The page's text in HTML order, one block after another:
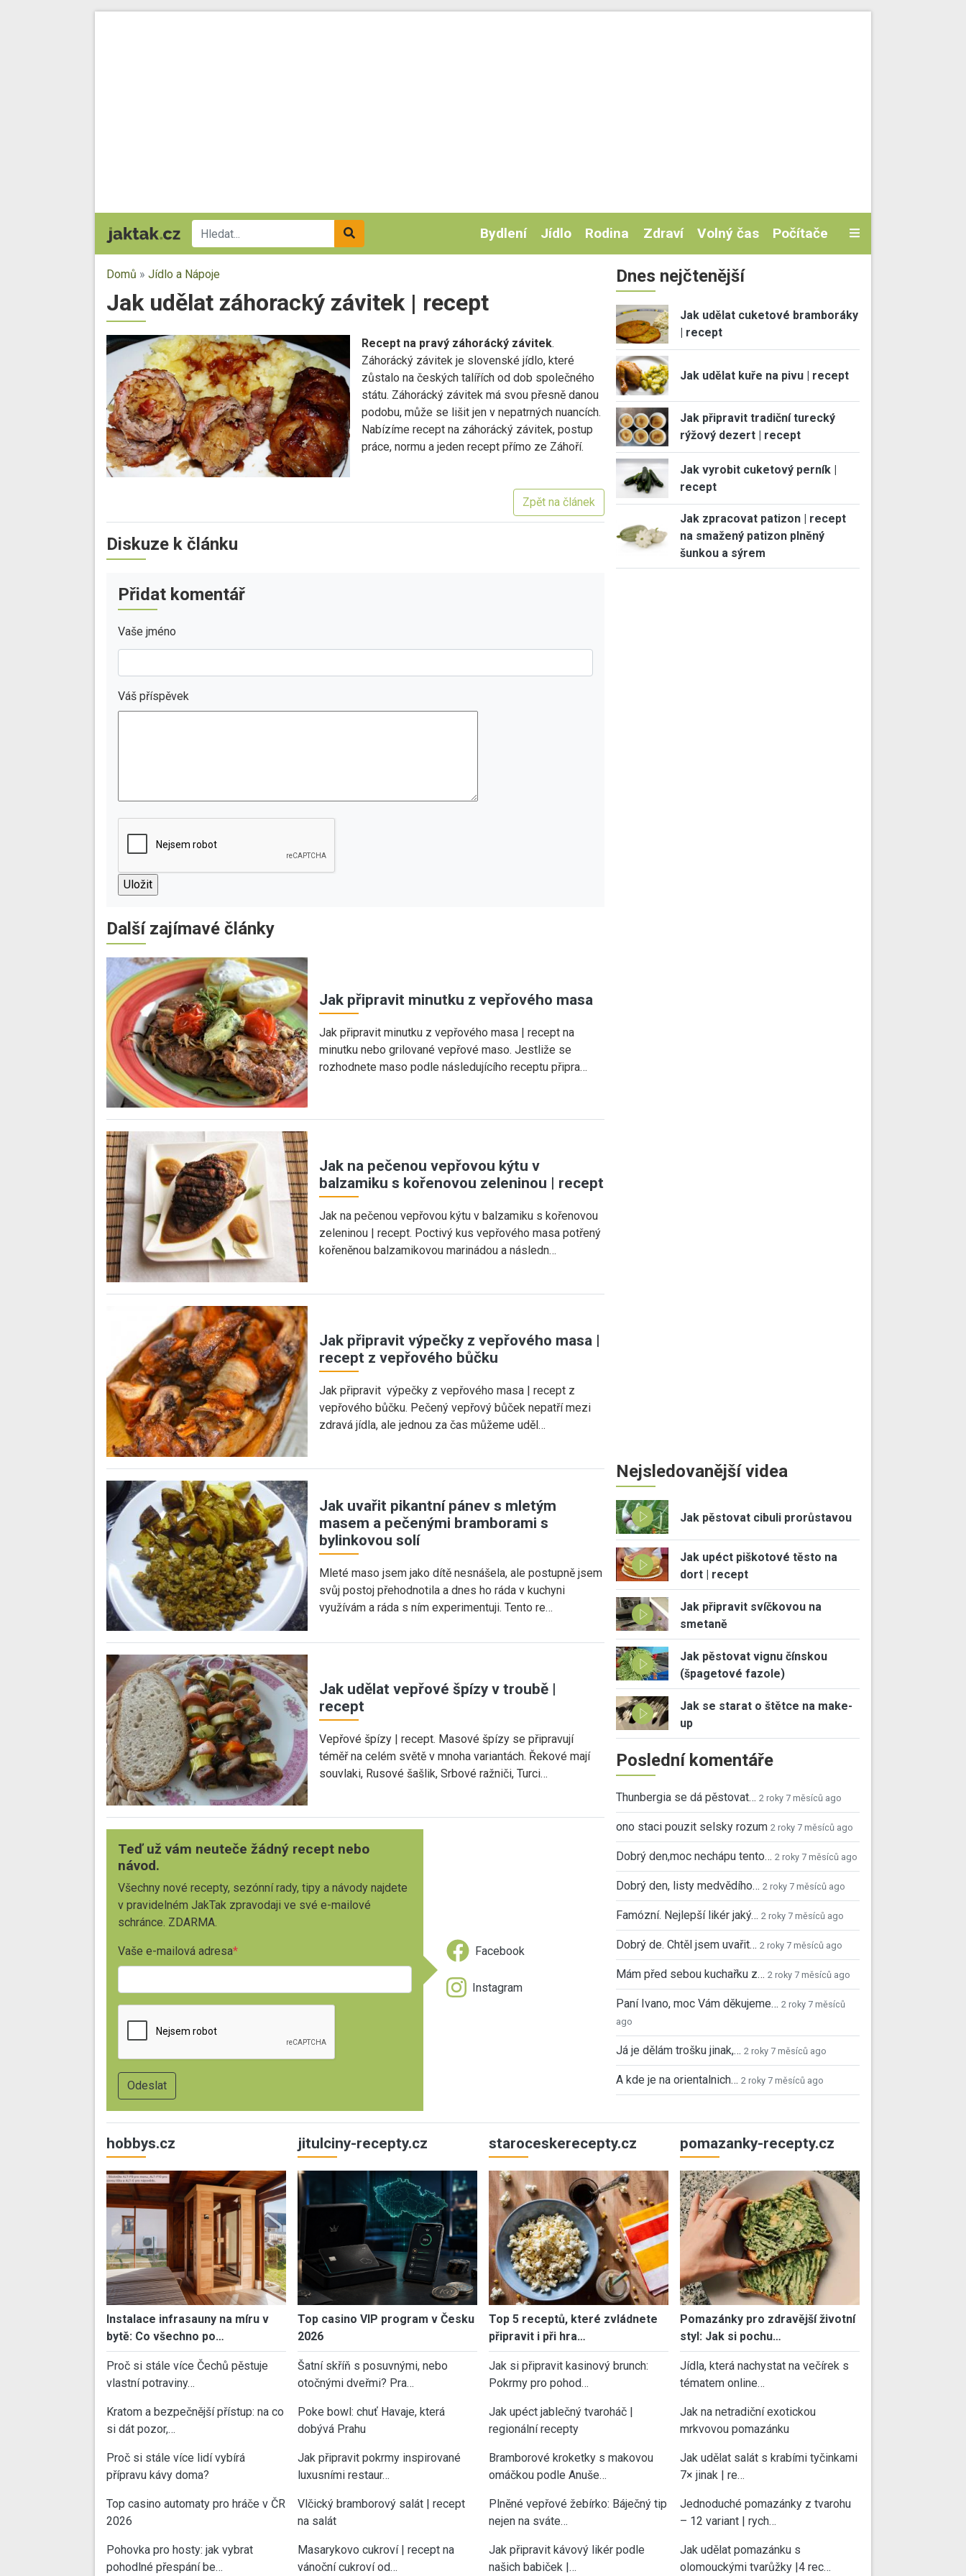
Bydlení Jídlo Rodina Zdraví Volný čas Počítače
Domů » Jídlo a Nápoje
Jak udělat záhoracký závitek | recept
Recept na pravý záhorácký závitek.
Záhorácký závitek je slovenské jídlo, které
zůstalo na českých talířích od dob společného
státu. Záhorácký závitek má svou přesně danou
podobu, může se lišit jen v nepatrných nuancích.
Nabízíme recept na záhorácký závitek, postup
práce, normu a jeden recept přímo ze Záhoří.
Zpět na článek
Diskuze k článku
Přidat komentář
Vaše jméno
Váš příspěvek
Další zajímavé články
Jak připravit minutku z vepřového masa
Jak připravit minutku z vepřového masa | recept na
minutku nebo grilované vepřové maso. Jestliže se
rozhodnete maso podle následujícího receptu připra…
Jak na pečenou vepřovou kýtu v
balzamiku s kořenovou zeleninou | recept
Jak na pečenou vepřovou kýtu v balzamiku s kořenovou
zeleninou | recept. Poctivý kus vepřového masa potřený
kořeněnou balzamikovou marinádou a následn…
Jak připravit výpečky z vepřového masa |
recept z vepřového bůčku
Jak připravit výpečky z vepřového masa | recept z
vepřového bůčku. Pečený vepřový bůček nepatří mezi
zdravá jídla, ale jednou za čas můžeme uděl…
Jak uvařit pikantní pánev s mletým
masem a pečenými bramborami s
bylinkovou solí
Mleté maso jsem jako dítě nesnášela, ale postupně jsem
svůj postoj přehodnotila a dnes ho ráda v kuchyni
využívám a ráda s ním experimentuji. Tento re…
Jak udělat vepřové špízy v troubě |
recept
Vepřové špízy | recept. Masové špízy se připravují
téměř na celém světě v mnoha variantách. Řekové mají
souvlaki, Rusové šašlik, Srbové ražniči, Turci…
Teď už vám neuteče žádný recept nebo
návod.
Všechny nové recepty, sezónní rady, tipy a návody najdete
v pravidelném JakTak zpravodaji ve své e-mailové
schránce. ZDARMA.
Vaše e-mailová adresa Facebook
Instagram
Dnes nejčtenější
Jak udělat cuketové bramboráky
| recept
Jak udělat kuře na pivu | recept
Jak připravit tradiční turecký
rýžový dezert | recept
Jak vyrobit cuketový perník |
recept
Jak zpracovat patizon | recept
na smažený patizon plněný
šunkou a sýrem
Nejsledovanější videa
Jak pěstovat cibuli prorůstavou
Jak upéct piškotové těsto na
dort | recept
Jak připravit svíčkovou na
smetaně
Jak pěstovat vignu čínskou
(špagetové fazole)
Jak se starat o štětce na make-
up
Poslední komentáře
Thunbergia se dá pěstovat… 2 roky 7 měsíců ago
ono staci pouzit selsky rozum 2 roky 7 měsíců ago
Dobrý den,moc nechápu tento… 2 roky 7 měsíců ago
Dobrý den, listy medvědího… 2 roky 7 měsíců ago
Famózní. Nejlepší likér jaký… 2 roky 7 měsíců ago
Dobrý de. Chtěl jsem uvařit… 2 roky 7 měsíců ago
Mám před sebou kuchařku z… 2 roky 7 měsíců ago
Paní Ivano, moc Vám děkujeme… 2 roky 7 měsíců
ago
Já je dělám trošku jinak,… 2 roky 7 měsíců ago
A kde je na orientalnich… 2 roky 7 měsíců ago
hobbys.cz
Instalace infrasauny na míru v
bytě: Co všechno po…
Proč si stále více Čechů pěstuje
vlastní potraviny…
Kratom a bezpečnější přístup: na co
si dát pozor,…
Proč si stále více lidí vybírá
přípravu kávy doma?
Top casino automaty pro hráče v ČR
2026
Pohovka pro hosty: jak vybrat
pohodlné přespání be…
jitulciny-recepty.cz
Top casino VIP program v Česku
2026
Šatní skříň s posuvnými, nebo
otočnými dveřmi? Pra…
Poke bowl: chuť Havaje, která
dobývá Prahu
Jak připravit pokrmy inspirované
luxusními restaur…
Vlčický bramborový salát | recept
na salát
Masarykovo cukroví | recept na
vánoční cukroví od…
staroceskerecepty.cz
Top 5 receptů, které zvládnete
připravit i při hra…
Jak si připravit kasinový brunch:
Pokrmy pro pohod…
Jak upéct jablečný tvaroháč |
regionální recepty
Bramborové kroketky s makovou
omáčkou podle Anuše…
Plněné vepřové žebírko: Báječný tip
nejen na sváte…
Jak připravit kávový likér podle
našich babiček |…
pomazanky-recepty.cz
Pomazánky pro zdravější životní
styl: Jak si pochu…
Jídla, která nachystat na večírek s
tématem online…
Jak na netradiční exotickou
mrkvovou pomazánku
Jak udělat salát s krabími tyčinkami
7× jinak | re…
Jednoduché pomazánky z tvarohu
– 12 variant | rych…
Jak udělat pomazánku s
olomouckými tvarůžky |4 rec…